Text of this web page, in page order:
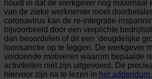
houdt in dat de werkgever nog maximaal
van de zieke werknemer moet
coronavirus kan de re-integratie-
bijvoorbeeld door een verplichte
dan beoordelen of dit een ‘deugdelijke
loonsanctie op te leggen. De werkgever
voldoende motiveren waarom bepaalde
activiteiten niet zijn uitgevoerd. De
hiervoor zijn na te lezen in het addendum.